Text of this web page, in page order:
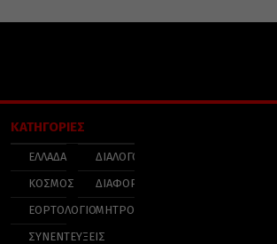
ΚΑΤΗΓΟΡΙΕΣ
ΕΛΛΑΔΑ
ΚΟΣΜΟΣ
ΕΟΡΤΟΛΟΓΙΟ
ΣΥΝΕΝΤΕΥΞΕΙΣ
ΔΙΑΛΟΓΟΣ
ΔΙΑΦΟΡΑ
ΜΗΤΡΟΠΟΛΕΙΣ